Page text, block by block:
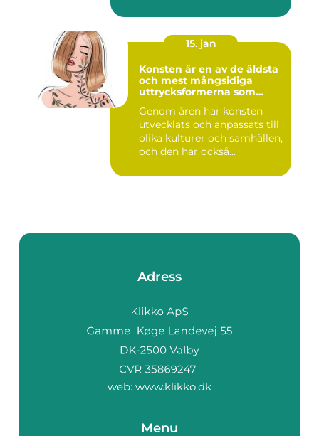
15. jan
Konsten är en av de äldsta
och mest mångsidiga
uttrycksformerna som
Genom åren har konsten
utvecklats och anpassats till
olika kulturer och samhällen,
och den har också...
Adress
web: www.klikko.dk
Menu